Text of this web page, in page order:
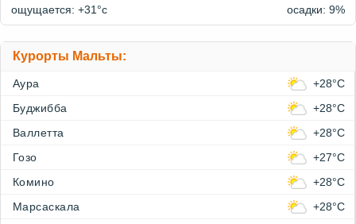
ощущается: +31°c
осадки: 9%
Курорты Мальты:
Аура
+28°C
Буджибба
+28°C
Валлетта
+28°C
Гозо
+27°C
Комино
+28°C
Марсаскала
+28°C